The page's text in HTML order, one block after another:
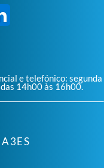
e telefónico: segunda
14h00 às 16h00.